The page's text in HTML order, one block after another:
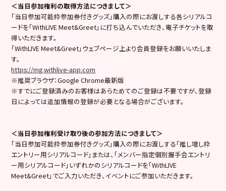
＜当日参加権利の取得方法につきまして＞
「当日参加可能枠参加券付きグッズ」購入の際にお渡しする各シリアルコ
ードを「WithLIVE Meet&Greet」に打ち込んでいただき、電子チケットを取
得いただきます。
「WithLIVE Meet&Greet」ウェブページ上より会員登録をお願いいたしま
す。
https://mg.withlive-app.com
※推奨ブラウザ：Google Chrome最新版
※すでにご登録済みのお客様はあらためてのご登録は不要ですが、登録
日によっては追加情報の登録が必要となる場合がございます。
＜当日参加権利受け取り後の参加方法につきまして＞
「当日参加可能枠参加券付きグッズ」購入の際にお渡しする「推し増し枠
エントリー用シリアルコード」または、「メンバー指定個別握手会エントリ
ー用シリアルコード」いずれかのシリアルコードを「WithLIVE
Meet&Greet」でご入力いただき、イベントにご参加いただきます。